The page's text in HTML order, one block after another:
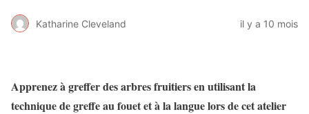
Katharine Cleveland il y a 10 mois
Apprenez à greffer des arbres fruitiers en utilisant la
technique de greffe au fouet et à la langue lors de cet atelier